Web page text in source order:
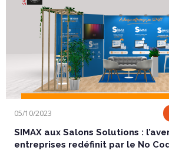
SIMAX aux Salons Solutions : l’avenir des
05/10/2023
SIMAX aux Salons Solutions :
entreprises redéfinit par le No